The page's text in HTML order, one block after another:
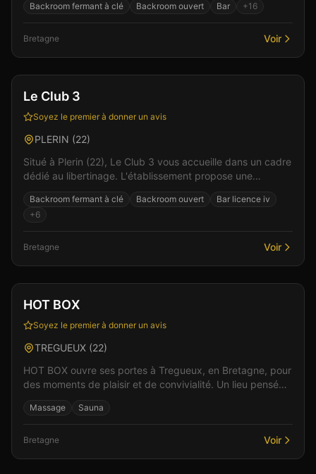
Backroom fermant à clé Backroom ouvert Bar +16
Bretagne Voir
Club Sauna +3
Le Club 3
Soyez le premier à donner un avis
PLERIN (22)
Situé à Plerin (22), Le Club 3 vous accueille dans un cadre
dédié au libertinage. L'établissement propose une
Backroom fermant à clé Backroom ouvert
Bar licence iv
+6
Bretagne Voir
Club Sauna +1
HOT BOX
Soyez le premier à donner un avis
TREGUEUX (22)
HOT BOX ouvre ses portes à Tregueux, en Bretagne, pour
des moments de plaisir et de convivialité. Un lieu pensé
Massage Sauna
Bretagne Voir
Club Hébergement